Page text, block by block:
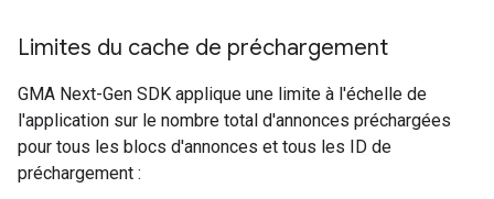
Limites du cache de préchargement
GMA Next-Gen SDK applique une limite à l'échelle de
l'application sur le nombre total d'annonces préchargées
pour tous les blocs d'annonces et tous les ID de
préchargement :